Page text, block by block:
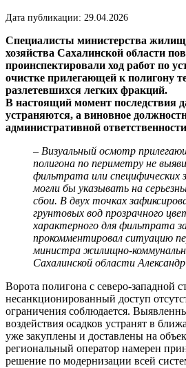
Дата публикации: 29.04.2026
Специалисты министерства
хозяйства Сахалинской области
проинспектировали ход работ по
очистке прилегающей к полигону
разлетевшихся легких фракций.
В настоящий момент последствия
устраняются, а виновное
административной
– Визуальный осмотр
полигона по периметру не
фильтрата или специфических
могли бы указывать на
сбои. В двух точках
грунтовых вод прозрачного
характерного для фильтрата
прокомментировал ситуацию
министра жилищно-
Сахалинской области
Ворота полигона с северо-западной
несанкционированный доступ
ограничения соблюдается.
воздействия осадков устранят в
уже закуплены и доставлены на
региональный оператор намерен
решение по модернизации всей